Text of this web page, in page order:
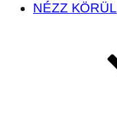
NÉZZ KÖRÜL